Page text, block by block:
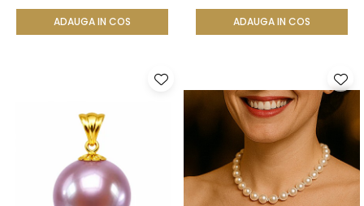
ADAUGA IN COS ADAUGA IN COS